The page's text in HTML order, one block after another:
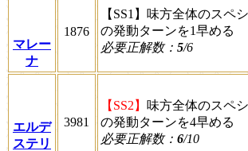
マレー
ナ
1876
【SS1】味方全体のスペ
の発動ターンを1早める
必要正解数： 5/6
エルデ
ステリ
3981
【SS2】 味方全体のスペ
の発動ターンを4早める
必要正解数： 6/10